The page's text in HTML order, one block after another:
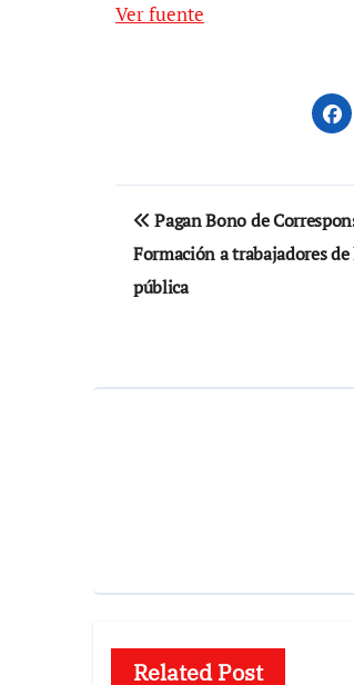
Ver fuente
Navegación
de
entradas
Pagan Bono de
Formación a trabajadores
pública
Related Post